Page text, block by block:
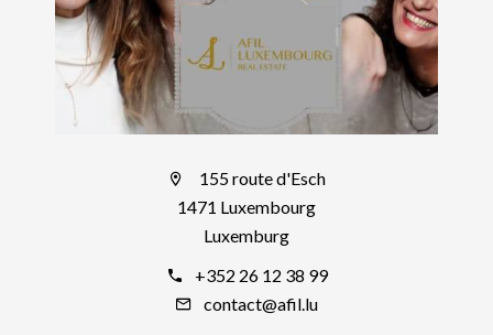
155 route d'Esch
1471 Luxembourg
Luxemburg
+352 26 12 38 99
contact@afil.lu